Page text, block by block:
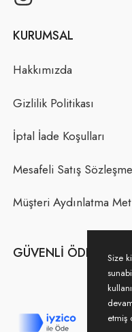
KURUMSAL
Hakkımızda
Gizlilik Politikası
İptal İade Koşulları
Mesafeli Satış
Müşteri Aydınlatma
GÜVENLI ÖDEMESize
etmiş